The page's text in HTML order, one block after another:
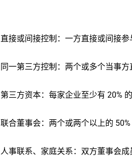
直接或间接控制：一方直接或间接
同一第三方控制：两个或多个当事
第三方资本：每家企业至少有 20%
联合董事会：两个或两个以上的
人事联系、家庭关系：双方董事会